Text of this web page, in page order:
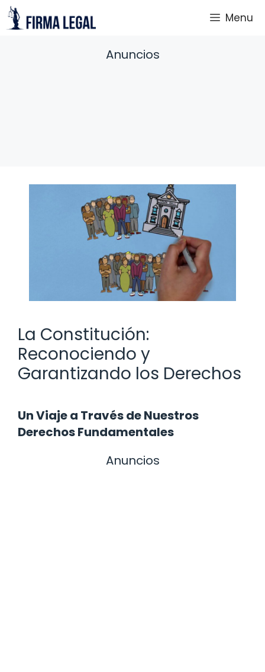
Saltar
al
Menu
Anuncios
La Constitución:
Reconociendo y
Garantizando los Derechos
Un Viaje a Través de Nuestros
Derechos Fundamentales
Anuncios